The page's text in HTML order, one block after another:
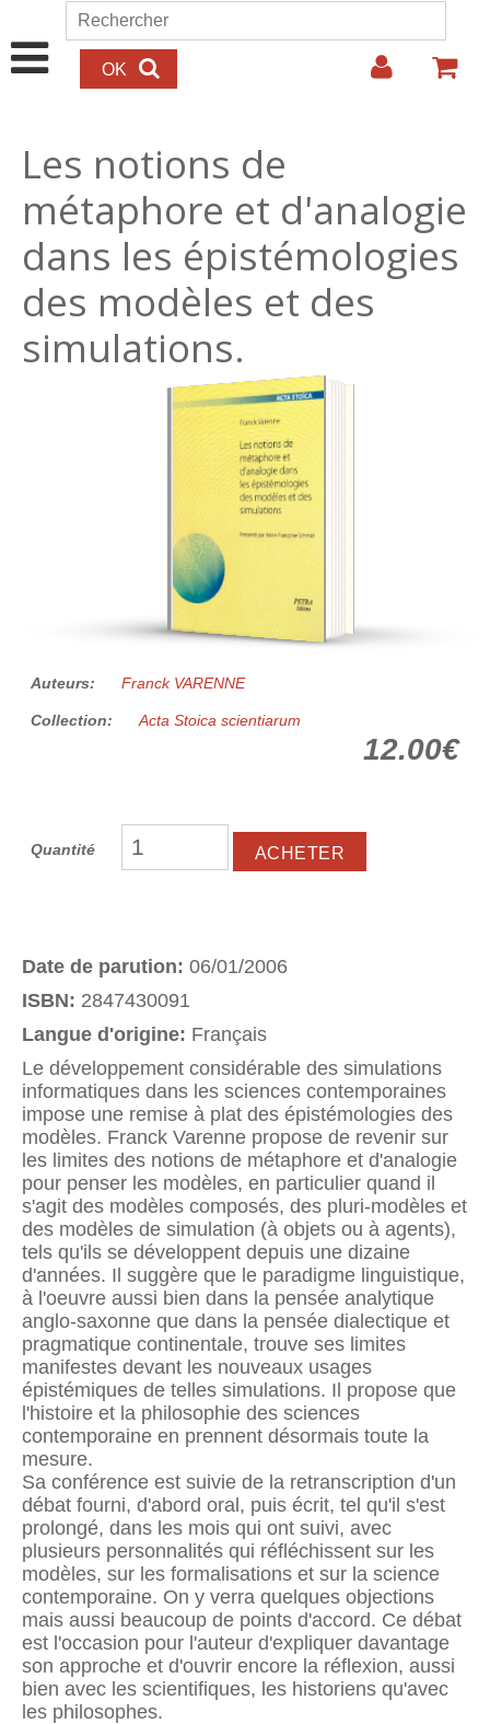
Aller au contenu principal
Formulaire de recherche
Rechercher
Les notions de
métaphore et d'analogie
dans les épistémologies
des modèles et des
simulations.
12.00€
Auteurs: Franck VARENNE
Collection: Acta Stoica scientiarum
12.00€
Quantité
Date de parution: 06/01/2006
ISBN: 2847430091
Langue d'origine: Français
Le développement considérable des simulations
informatiques dans les sciences contemporaines
impose une remise à plat des épistémologies des
modèles. Franck Varenne propose de revenir sur
les limites des notions de métaphore et d'analogie
pour penser les modèles, en particulier quand il
s'agit des modèles composés, des pluri-modèles et
des modèles de simulation (à objets ou à agents),
tels qu'ils se développent depuis une dizaine
d'années. Il suggère que le paradigme linguistique,
à l'oeuvre aussi bien dans la pensée analytique
anglo-saxonne que dans la pensée dialectique et
pragmatique continentale, trouve ses limites
manifestes devant les nouveaux usages
épistémiques de telles simulations. Il propose que
l'histoire et la philosophie des sciences
contemporaine en prennent désormais toute la
mesure.
Sa conférence est suivie de la retranscription d'un
débat fourni, d'abord oral, puis écrit, tel qu'il s'est
prolongé, dans les mois qui ont suivi, avec
plusieurs personnalités qui réfléchissent sur les
modèles, sur les formalisations et sur la science
contemporaine. On y verra quelques objections
mais aussi beaucoup de points d'accord. Ce débat
est l'occasion pour l'auteur d'expliquer davantage
son approche et d'ouvrir encore la réflexion, aussi
bien avec les scientifiques, les historiens qu'avec
les philosophes.